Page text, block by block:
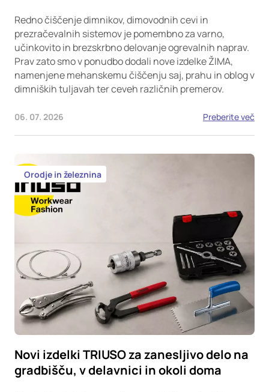
Redno čiščenje dimnikov, dimovodnih cevi in
prezračevalnih sistemov je pomembno za varno,
učinkovito in brezskrbno delovanje ogrevalnih naprav.
Prav zato smo v ponudbo dodali nove izdelke ŽIMA,
namenjene mehanskemu čiščenju saj, prahu in oblog v
dimniških tuljavah ter ceveh različnih premerov.
06. 07. 2026 Preberite več
Orodje in železnina
Novi izdelki TRIUSO za zanesljivo delo na
gradbišču, v delavnici in okoli doma